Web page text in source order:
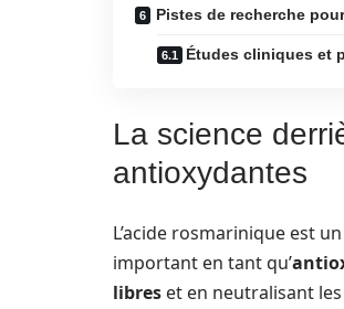
Pistes de recherche
Études cliniques et
La science
antioxydantes
L’acide rosmarinique est
important en tant qu’
libres et en neutralisant les